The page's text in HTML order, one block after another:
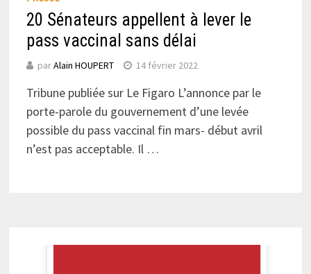
20 Sénateurs appellent à lever le
pass vaccinal sans délai
parAlain HOUPERT 14 février 2022
Tribune publiée sur Le Figaro L’annonce par le
porte-parole du gouvernement d’une levée
possible du pass vaccinal fin mars- début avril
n’est pas acceptable. Il …